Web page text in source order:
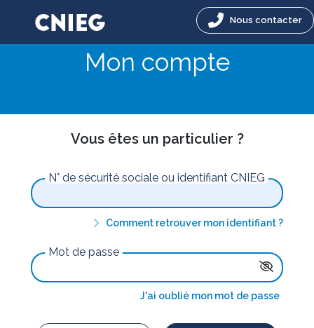
Nous contacter
Mon compte
Vous êtes un particulier ?
N° de sécurité sociale ou identifiant CNIEG
Comment retrouver mon identifiant ?
Mot de passe
J'ai oublié mon mot de passe